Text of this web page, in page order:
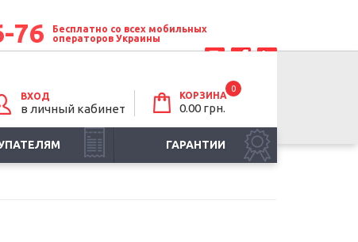
76
Бесплатно со всех мобильных
операторов Украины
ВХОД
в личный кабинет
КОРЗИНА
0
0.00 грн.
ГАРАНТИИ